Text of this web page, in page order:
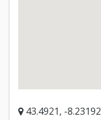
43.4921, -8.23192